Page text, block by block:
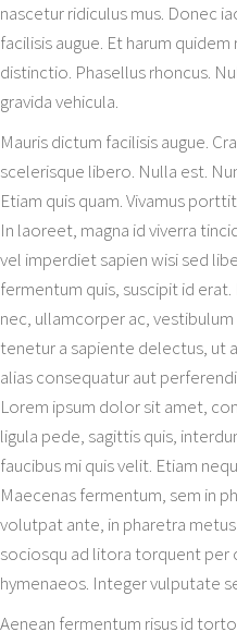
nascetur ridiculus mus. Donec
facilisis augue. Et harum
distinctio. Phasellus rhoncus.
gravida vehicula.
Mauris dictum facilisis augue.
scelerisque libero. Nulla est.
Etiam quis quam. Vivamus
In laoreet, magna id viverra
vel imperdiet sapien wisi sed
fermentum quis, suscipit id
nec, ullamcorper ac,
tenetur a sapiente delectus, ut
alias consequatur aut
Lorem ipsum dolor sit amet,
ligula pede, sagittis quis,
faucibus mi quis velit. Etiam
Maecenas fermentum, sem in
volutpat ante, in pharetra
sociosqu ad litora torquent per
hymenaeos. Integer vulputate
Aenean fermentum risus id